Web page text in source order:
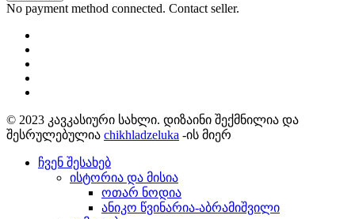
No payment method connected. Contact seller.
© 2023 კავკასიური სახლი. დიზაინი შექმნილია და
შესრულებულია chikhladzeluka -ის მიერ
ჩვენ შესახებ
ისტორია და მისია
ოთარ ნოდია
ანიკო წვინარია-აბრამიშვილი